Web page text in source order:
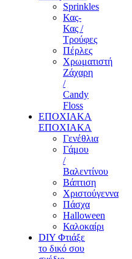
Sprinkles
Κας-
Κας /
Τρούφες
Πέρλες
Χρωματιστή
Ζάχαρη
/
Candy
Floss
ΕΠΟΧΙΑΚΑ
ΕΠΟΧΙΑΚΑ
Γενέθλια
Γάμου
/
Βαλεντίνου
Βάπτιση
Χριστούγεννα
Πάσχα
Halloween
Καλοκαίρι
DIY Φτιάξε
το δικό σου